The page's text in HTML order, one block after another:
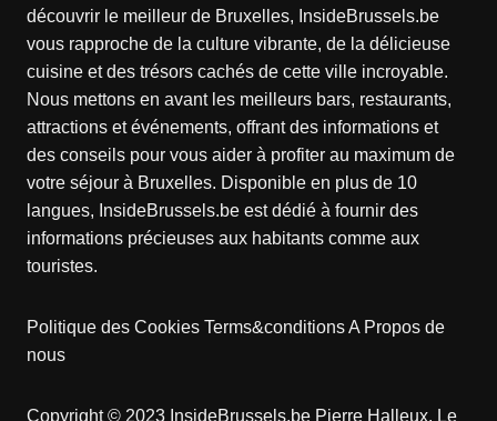
découvrir le meilleur de Bruxelles, InsideBrussels.be
vous rapproche de la culture vibrante, de la délicieuse
cuisine et des trésors cachés de cette ville incroyable.
Nous mettons en avant les meilleurs bars, restaurants,
attractions et événements, offrant des informations et
des conseils pour vous aider à profiter au maximum de
votre séjour à Bruxelles. Disponible en plus de 10
langues, InsideBrussels.be est dédié à fournir des
informations précieuses aux habitants comme aux
touristes.
Politique des Cookies Terms&conditionsA Propos de
nous
Copyright © 2023 InsideBrussels.be Pierre Halleux. Le